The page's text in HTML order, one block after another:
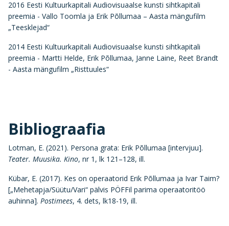
2016 Eesti Kultuurkapitali Audiovisuaalse kunsti sihtkapitali
preemia - Vallo Toomla ja Erik Põllumaa – Aasta mängufilm
„Teesklejad“
2014 Eesti Kultuurkapitali Audiovisuaalse kunsti sihtkapitali
preemia - Martti Helde, Erik Põllumaa, Janne Laine, Reet Brandt
- Aasta mängufilm „Risttuules“
Bibliograafia
Lotman, E. (2021). Persona grata: Erik Põllumaa [intervjuu].
Teater. Muusika. Kino, nr 1, lk 121–128, ill.
Kübar, E. (2017). Kes on operaatorid Erik Põllumaa ja Ivar Taim?
[„Mehetapja/Süütu/Vari“ pälvis PÖFFil parima operaatoritöö
auhinna]. Postimees, 4. dets, lk18-19, ill.